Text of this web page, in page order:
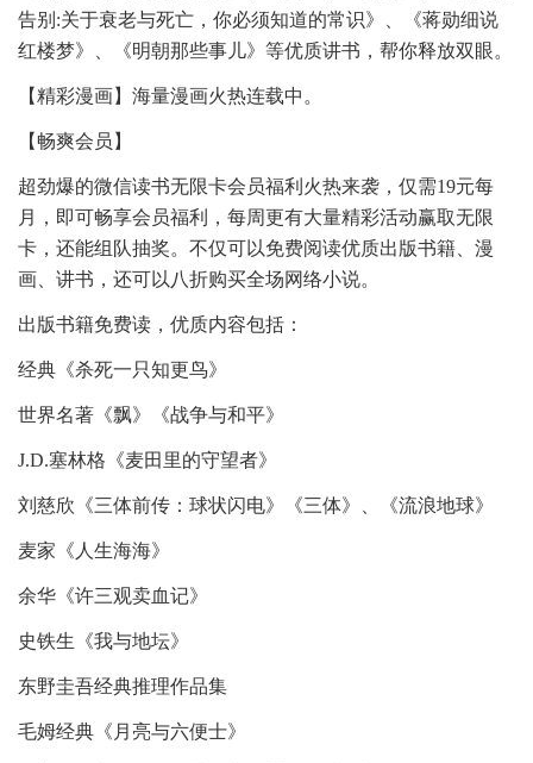
告别:关于衰老与死亡，你必须知道的常识》、《蒋勋细说
红楼梦》、《明朝那些事儿》等优质讲书，帮你释放双眼。
【精彩漫画】海量漫画火热连载中。
【畅爽会员】
超劲爆的微信读书无限卡会员福利火热来袭，仅需19元每
月，即可畅享会员福利，每周更有大量精彩活动赢取无限
卡，还能组队抽奖。不仅可以免费阅读优质出版书籍、漫
画、讲书，还可以八折购买全场网络小说。
出版书籍免费读，优质内容包括：
经典《杀死一只知更鸟》
世界名著《飘》《战争与和平》
J.D.塞林格《麦田里的守望者》
刘慈欣《三体前传：球状闪电》《三体》、《流浪地球》
麦家《人生海海》
余华《许三观卖血记》
史铁生《我与地坛》
东野圭吾经典推理作品集
毛姆经典《月亮与六便士》